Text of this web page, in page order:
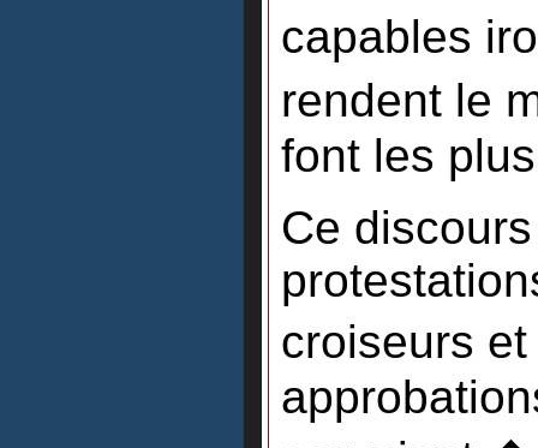
capables
rendent le
font les
Ce
croiseurs